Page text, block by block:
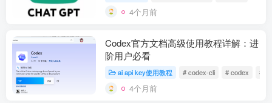
4个月前
Codex官方文档高级使用教程详解：进
阶用户必看
ai api key使用教程 # codex-cli # codex #
4个月前